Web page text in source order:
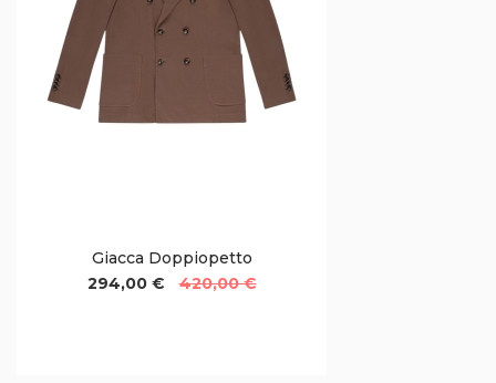
Giacca Doppiopetto
294,00 €
420,00 €